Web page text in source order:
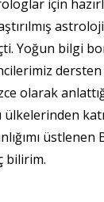
için
Yoğun bilgi
olarak
üstlenen
bilirim.